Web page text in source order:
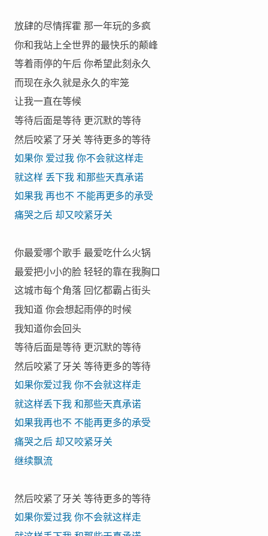
放肆的尽情挥霍 那一年玩的多疯
你和我站上全世界的最快乐的颠峰
等着雨停的午后 你希望此刻永久
而现在永久就是永久的牢笼
让我一直在等候
等待后面是等待 更沉默的等待
然后咬紧了牙关 等待更多的等待
如果你 爱过我 你不会就这样走
就这样 丢下我 和那些天真承诺
如果我 再也不 不能再更多的承受
痛哭之后 却又咬紧牙关
你最爱哪个歌手 最爱吃什么火锅
最爱把小小的脸 轻轻的靠在我胸口
这城市每个角落 回忆都霸占街头
我知道 你会想起雨停的时候
我知道你会回头
等待后面是等待 更沉默的等待
然后咬紧了牙关 等待更多的等待
如果你爱过我 你不会就这样走
就这样丢下我 和那些天真承诺
如果我再也不 不能再更多的承受
痛哭之后 却又咬紧牙关
继续飘流
然后咬紧了牙关 等待更多的等待
如果你爱过我 你不会就这样走